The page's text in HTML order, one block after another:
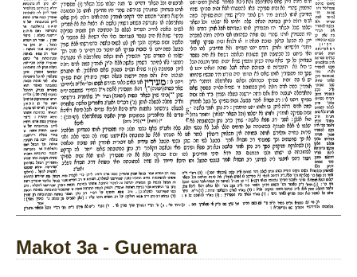
Makot 3a - Guemara